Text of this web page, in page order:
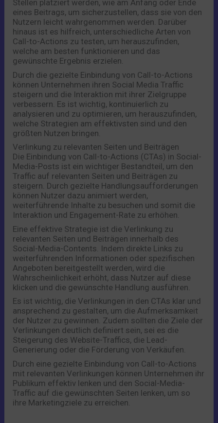
Stellen platziert werden, wie am Anfang oder Ende
eines Beitrags, um sicherzustellen, dass sie von den
Nutzern leicht wahrgenommen werden. Darüber
hinaus ist es hilfreich, unterschiedliche Arten von
Call-to-Actions zu testen, um herauszufinden,
welche am besten funktionieren und das
gewünschte Ergebnis erzielen.
Durch die gezielte Einbindung von Call-to-Actions
können Unternehmen ihren Social Media Traffic
steigern und die Interaktion mit ihrer Zielgruppe
verbessern. Es ist wichtig, kontinuierlich zu
analysieren und zu optimieren, um herauszufinden,
welche Strategien am effektivsten sind und den
größten Nutzen bringen.
Verlinkung zu relevanten Seiten und Beiträgen
Die Einbindung von Call-to-Actions (CTAs) in Social-
Media-Posts ist ein wichtiger Bestandteil, um den
Traffic auf relevanten Seiten und Beiträgen zu
steigern. Durch gezielte Handlungsaufforderungen
können Nutzer dazu animiert werden,
weiterführende Inhalte zu besuchen und somit die
Interaktion und Engagement-Rate zu erhöhen.
Eine effektive Strategie ist die Verlinkung zu
relevanten Seiten und Beiträgen innerhalb des
Social-Media-Contents. Indem direkte Links zu
weiterführenden Informationen oder spezifischen
Angeboten bereitgestellt werden, wird die
Wahrscheinlichkeit erhöht, dass Nutzer auf diese
klicken und die gewünschte Handlung ausführen.
Es ist wichtig, die Verlinkungen in den CTAs klar und
ansprechend zu gestalten, um die Aufmerksamkeit
der Nutzer zu gewinnen. Zudem sollten die Ziele der
Verlinkungen deutlich definiert sein, sei es die
Steigerung des Website-Traffics, die Lead-
Generierung oder die Förderung von Verkäufen.
Durch eine gezielte Einbindung von Call-to-Actions
mit relevanten Verlinkungen können Unternehmen ihr
Publikum effektiv lenken und den Social-Media-
Traffic auf die gewünschten Seiten lenken, um so
ihre Marketingziele zu erreichen.